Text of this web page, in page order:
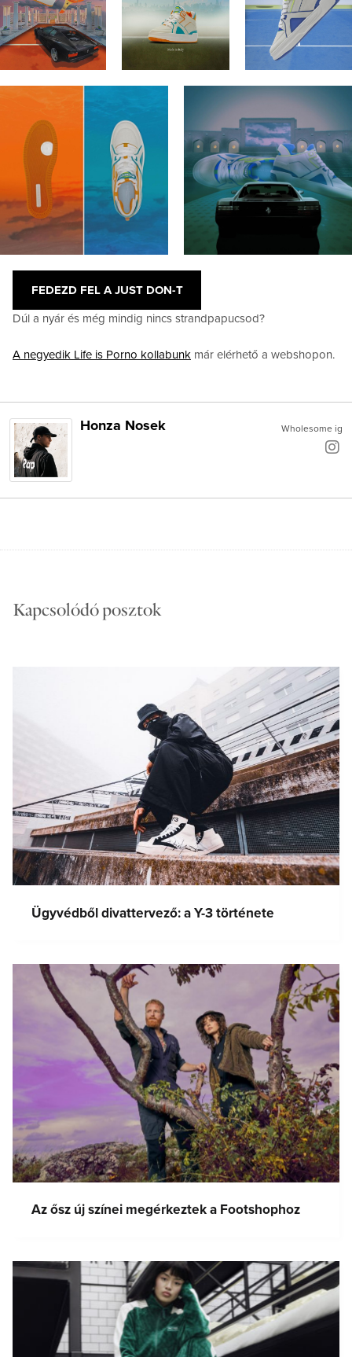
FEDEZD FEL A JUST DON-T
Dúl a nyár és még mindig nincs strandpapucsod?
A negyedik Life is Porno kollabunk már elérhető a webshopon.
Wholesome ig
Honza Nosek
Kapcsolódó posztok
Ügyvédből divattervező: a Y-3 története
Az ősz új színei megérkeztek a Footshophoz